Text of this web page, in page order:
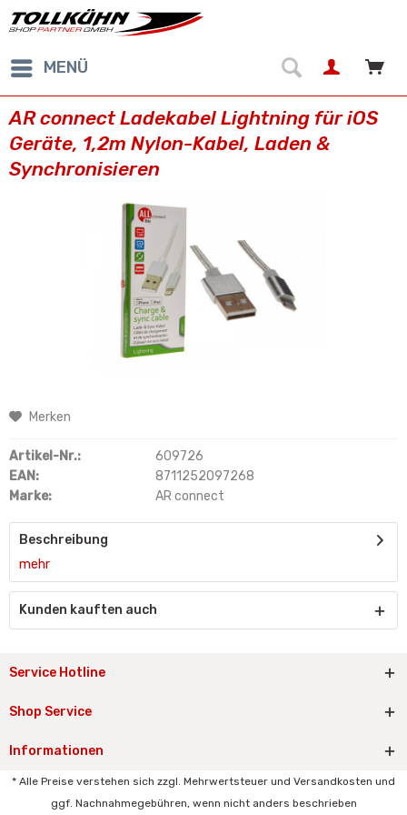
MENÜ
AR connect Ladekabel Lightning für iOS
Geräte, 1,2m Nylon-Kabel, Laden &
Synchronisieren
Merken
Artikel-Nr.:
609726
EAN:
8711252097268
Marke:
AR connect
Beschreibung
mehr
Kunden kauften auch
Service Hotline
Shop Service
Informationen
* Alle Preise verstehen sich zzgl. Mehrwertsteuer und Versandkosten und
ggf. Nachnahmegebühren, wenn nicht anders beschrieben